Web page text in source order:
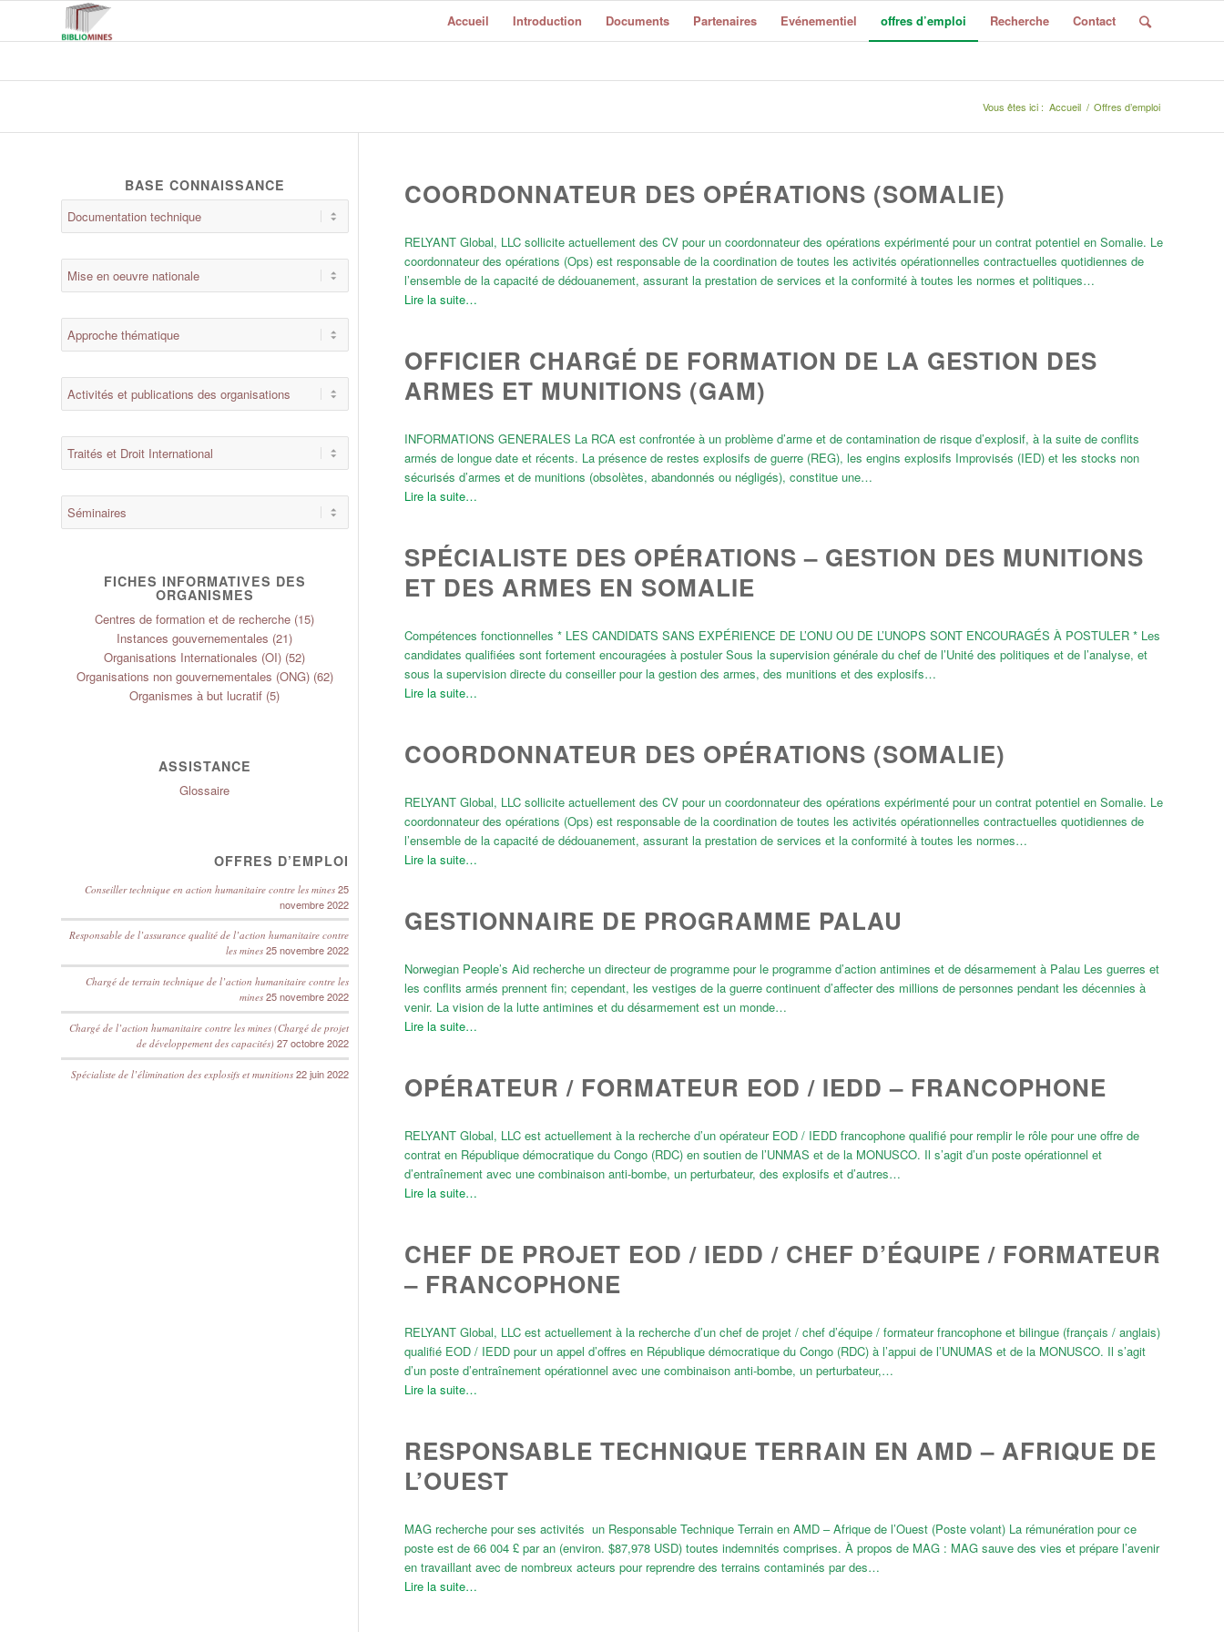
Accueil Introduction Documents Partenaires Evénementiel offres d’emploi Recherche Contact
Vous êtes ici : Accueil / Offres d’emploi
COORDONNATEUR DES OPÉRATIONS (SOMALIE)
RELYANT Global, LLC sollicite actuellement des CV pour un coordonnateur des opérations expérimenté pour un contrat potentiel en Somalie. Le
coordonnateur des opérations (Ops) est responsable de la coordination de toutes les activités opérationnelles contractuelles quotidiennes de
l’ensemble de la capacité de dédouanement, assurant la prestation de services et la conformité à toutes les normes et politiques…
Lire la suite…
OFFICIER CHARGÉ DE FORMATION DE LA GESTION DES
ARMES ET MUNITIONS (GAM)
INFORMATIONS GENERALES La RCA est confrontée à un problème d’arme et de contamination de risque d’explosif, à la suite de conflits
armés de longue date et récents. La présence de restes explosifs de guerre (REG), les engins explosifs Improvisés (IED) et les stocks non
sécurisés d’armes et de munitions (obsolètes, abandonnés ou négligés), constitue une…
Lire la suite…
SPÉCIALISTE DES OPÉRATIONS – GESTION DES MUNITIONS
ET DES ARMES EN SOMALIE
Compétences fonctionnelles * LES CANDIDATS SANS EXPÉRIENCE DE L’ONU OU DE L’UNOPS SONT ENCOURAGÉS À POSTULER * Les
candidates qualifiées sont fortement encouragées à postuler Sous la supervision générale du chef de l’Unité des politiques et de l’analyse, et
sous la supervision directe du conseiller pour la gestion des armes, des munitions et des explosifs…
Lire la suite…
COORDONNATEUR DES OPÉRATIONS (SOMALIE)
RELYANT Global, LLC sollicite actuellement des CV pour un coordonnateur des opérations expérimenté pour un contrat potentiel en Somalie. Le
coordonnateur des opérations (Ops) est responsable de la coordination de toutes les activités opérationnelles contractuelles quotidiennes de
l’ensemble de la capacité de dédouanement, assurant la prestation de services et la conformité à toutes les normes…
Lire la suite…
GESTIONNAIRE DE PROGRAMME PALAU
Norwegian People’s Aid recherche un directeur de programme pour le programme d’action antimines et de désarmement à Palau Les guerres et
les conflits armés prennent fin; cependant, les vestiges de la guerre continuent d’affecter des millions de personnes pendant les décennies à
venir. La vision de la lutte antimines et du désarmement est un monde…
Lire la suite…
OPÉRATEUR / FORMATEUR EOD / IEDD – FRANCOPHONE
RELYANT Global, LLC est actuellement à la recherche d’un opérateur EOD / IEDD francophone qualifié pour remplir le rôle pour une offre de
contrat en République démocratique du Congo (RDC) en soutien de l’UNMAS et de la MONUSCO. Il s’agit d’un poste opérationnel et
d’entraînement avec une combinaison anti-bombe, un perturbateur, des explosifs et d’autres…
Lire la suite…
CHEF DE PROJET EOD / IEDD / CHEF D’ÉQUIPE / FORMATEUR
– FRANCOPHONE
RELYANT Global, LLC est actuellement à la recherche d’un chef de projet / chef d’équipe / formateur francophone et bilingue (français / anglais)
qualifié EOD / IEDD pour un appel d’offres en République démocratique du Congo (RDC) à l’appui de l’UNUMAS et de la MONUSCO. Il s’agit
d’un poste d’entraînement opérationnel avec une combinaison anti-bombe, un perturbateur,…
Lire la suite…
RESPONSABLE TECHNIQUE TERRAIN EN AMD – AFRIQUE DE
L’OUEST
MAG recherche pour ses activités un Responsable Technique Terrain en AMD – Afrique de l’Ouest (Poste volant) La rémunération pour ce
poste est de 66 004 £ par an (environ. $87,978 USD) toutes indemnités comprises. À propos de MAG : MAG sauve des vies et prépare l’avenir
en travaillant avec de nombreux acteurs pour reprendre des terrains contaminés par des…
Lire la suite…
BASE CONNAISSANCE
FICHES INFORMATIVES DES
ORGANISMES
Centres de formation et de recherche (15)
Instances gouvernementales (21)
Organisations Internationales (OI) (52)
Organisations non gouvernementales (ONG)(62)
Organismes à but lucratif (5)
ASSISTANCE
Glossaire
OFFRES D’EMPLOI
Conseiller technique en action humanitaire contre les mines 25
novembre 2022
Responsable de l’assurance qualité de l’action humanitaire contre
les mines 25 novembre 2022
Chargé de terrain technique de l’action humanitaire contre les
mines 25 novembre 2022
Chargé de l’action humanitaire contre les mines (Chargé de projet
de développement des capacités) 27 octobre 2022
Spécialiste de l’élimination des explosifs et munitions 22 juin 2022